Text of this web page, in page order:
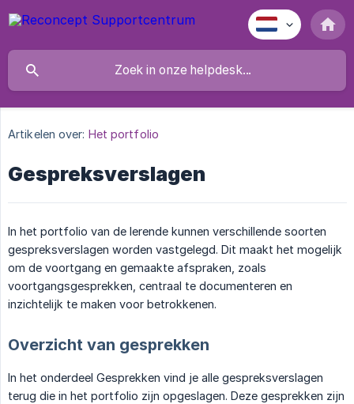
Artikelen over: Het portfolio
Gespreksverslagen
In het portfolio van de lerende kunnen verschillende soorten
gespreksverslagen worden vastgelegd. Dit maakt het mogelijk
om de voortgang en gemaakte afspraken, zoals
voortgangsgesprekken, centraal te documenteren en
inzichtelijk te maken voor betrokkenen.
Overzicht van gesprekken
In het onderdeel Gesprekken vind je alle gespreksverslagen
terug die in het portfolio zijn opgeslagen. Deze gesprekken zijn